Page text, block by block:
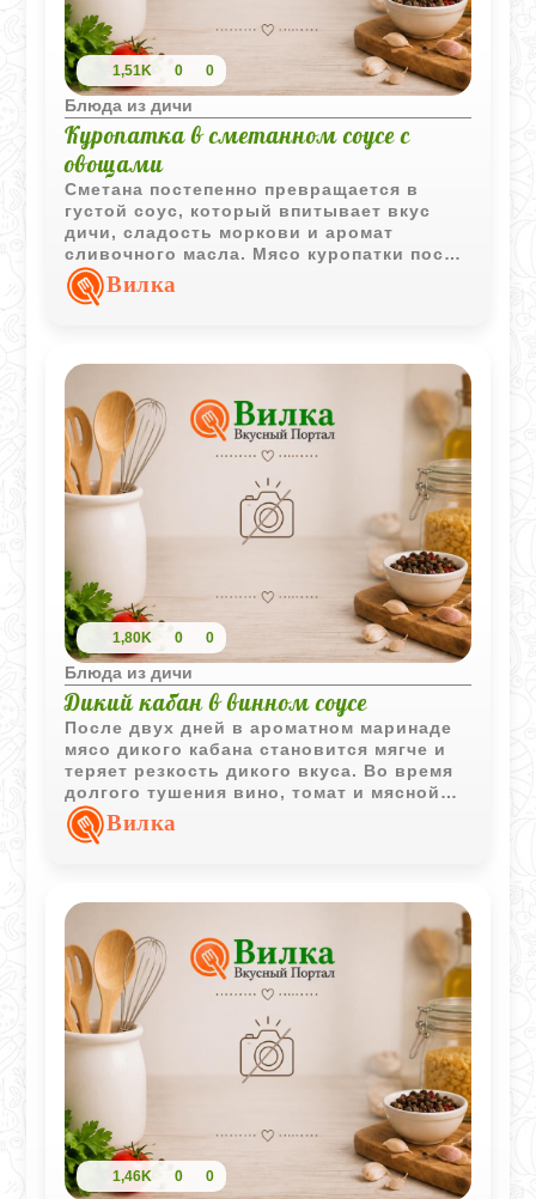
1,51K 0 0
Блюда из дичи
Куропатка в сметанном соусе с
овощами
Сметана постепенно превращается в
густой соус, который впитывает вкус
дичи, сладость моркови и аромат
сливочного масла. Мясо куропатки после
долгого томления становится мягким и
легко отделяется от костей.
Вилка
1,80K 0 0
Блюда из дичи
Дикий кабан в винном соусе
После двух дней в ароматном маринаде
мясо дикого кабана становится мягче и
теряет резкость дикого вкуса. Во время
долгого тушения вино, томат и мясной
сок превращаются в густой насыщенный
соус, который особенно хорошо
Вилка
1,46K 0 0